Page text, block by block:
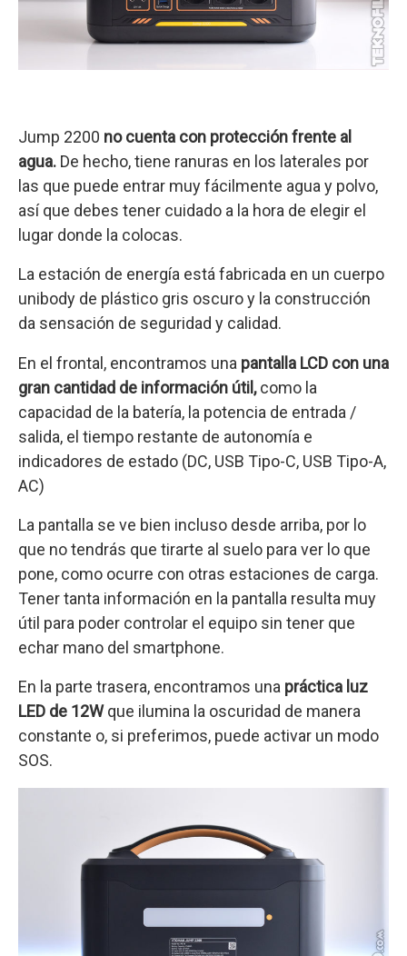
Jump 2200 no cuenta con protección frente al
agua. De hecho, tiene ranuras en los laterales por
las que puede entrar muy fácilmente agua y polvo,
así que debes tener cuidado a la hora de elegir el
lugar donde la colocas.
La estación de energía está fabricada en un cuerpo
unibody de plástico gris oscuro y la construcción
da sensación de seguridad y calidad.
En el frontal, encontramos una pantalla LCD con una
gran cantidad de información útil,como la
capacidad de la batería, la potencia de entrada /
salida, el tiempo restante de autonomía e
indicadores de estado (DC, USB Tipo-C, USB Tipo-A,
AC)
La pantalla se ve bien incluso desde arriba, por lo
que no tendrás que tirarte al suelo para ver lo que
pone, como ocurre con otras estaciones de carga.
Tener tanta información en la pantalla resulta muy
útil para poder controlar el equipo sin tener que
echar mano del smartphone.
En la parte trasera, encontramos una práctica luz
LED de 12Wque ilumina la oscuridad de manera
constante o, si preferimos, puede activar un modo
SOS.